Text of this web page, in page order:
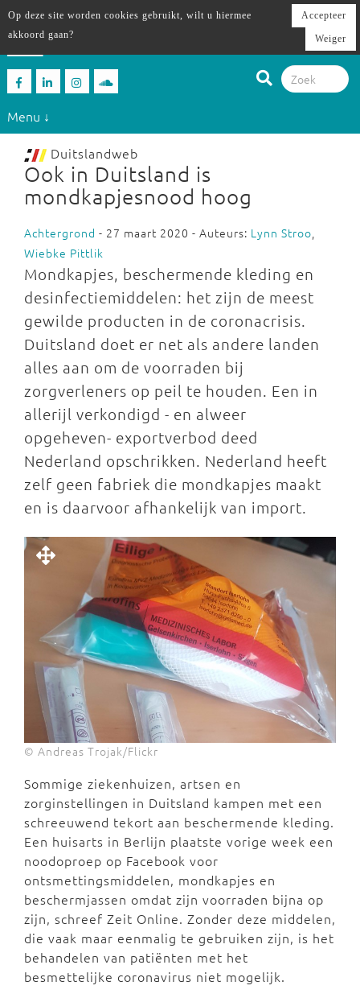
Menu ↓
Duitslandweb
Ook in Duitsland is
mondkapjesnood hoog
Achtergrond - 27 maart 2020 - Auteurs: Lynn Stroo,
Wiebke Pittlik
Mondkapjes, beschermende kleding en
desinfectiemiddelen: het zijn de meest
gewilde producten in de coronacrisis.
Duitsland doet er net als andere landen
alles aan om de voorraden bij
zorgverleners op peil te houden. Een in
allerijl verkondigd - en alweer
opgeheven- exportverbod deed
Nederland opschrikken. Nederland heeft
zelf geen fabriek die mondkapjes maakt
en is daarvoor afhankelijk van import.
© Andreas Trojak/Flickr
Sommige ziekenhuizen, artsen en
zorginstellingen in Duitsland kampen met een
schreeuwend tekort aan beschermende kleding.
Een huisarts in Berlijn plaatste vorige week een
noodoproep op Facebook voor
ontsmettingsmiddelen, mondkapjes en
beschermjassen omdat zijn voorraden bijna op
zijn, schreef Zeit Online. Zonder deze middelen,
die vaak maar eenmalig te gebruiken zijn, is het
behandelen van patiënten met het
besmettelijke coronavirus niet mogelijk.
Op deze site worden cookies gebruikt, wilt u hiermee
akkoord gaan?
Accepteer
Weiger